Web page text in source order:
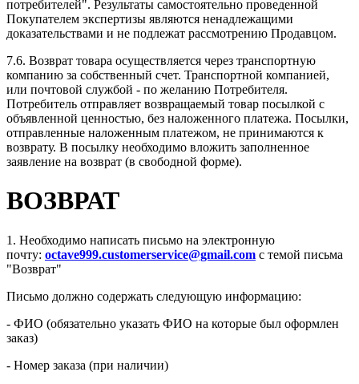
потребителей". Результаты самостоятельно проведенной
Покупателем экспертизы являются ненадлежащими
доказательствами и не подлежат рассмотрению Продавцом.
7.6. Возврат товара осуществляется через транспортную
компанию за собственный счет. Транспортной компанией,
или почтовой службой - по желанию Потребителя.
Потребитель отправляет возвращаемый товар посылкой с
объявленной ценностью, без наложенного платежа. Посылки,
отправленные наложенным платежом, не принимаются к
возврату. В посылку необходимо вложить заполненное
заявление на возврат (в свободной форме).
ВОЗВРАТ
1. Необходимо написать письмо на электронную
почту: octave999.customerservice@gmail.com с темой письма
"Возврат"
Письмо должно содержать следующую информацию:
- ФИО (обязательно указать ФИО на которые был оформлен
заказ)
- Номер заказа (при наличии)